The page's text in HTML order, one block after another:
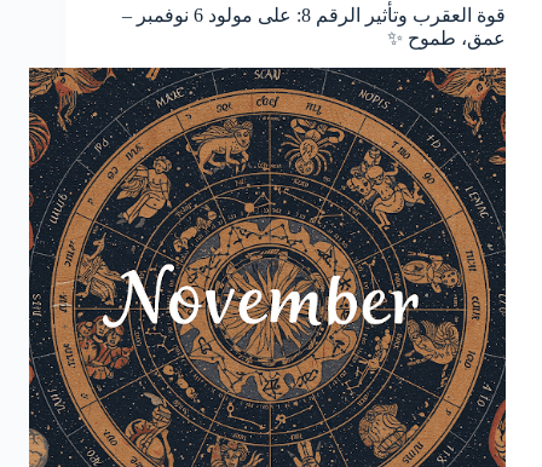
قوة العقرب وتأثير الرقم 8: على مولود 6 نوفمبر –
عمق، طموح ✨